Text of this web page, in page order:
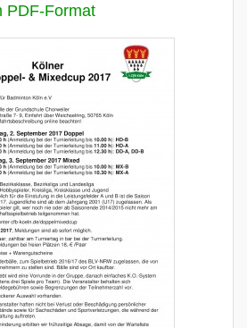
PDF-Format